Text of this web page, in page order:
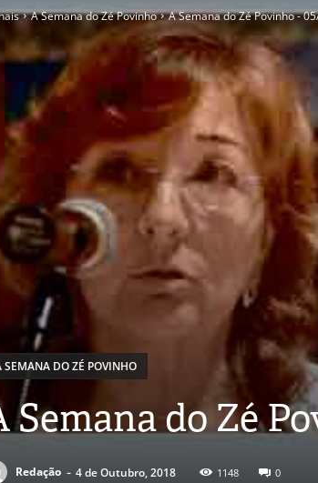
A Semana do Zé Povinho A Semana do Zé Povinho -
SEMANA DO ZÉ POVINHO
Semana do Zé
Redação - 4 de Outubro, 2018 1148 0